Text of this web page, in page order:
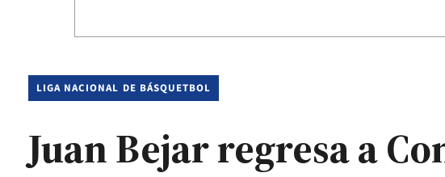
LIGA NACIONAL DE BÁSQUETBOL
Juan Bejar regresa a